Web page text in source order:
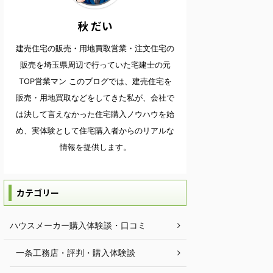
秋 だい
建売住宅の販売・用地買取営業・注文住宅の
販売を埼玉県周辺で行っていた宅建士の元
TOP営業マン このブログでは、建売住宅を
販売・用地買取などをしてきた私が、会社で
は決して言えなかった住宅購入ノウハウを始
め、実体験として住宅購入者からのリアルな
情報を提供します。
カテゴリー
ハウスメーカー購入体験談・口コミ
一条工務店・評判・購入体験談